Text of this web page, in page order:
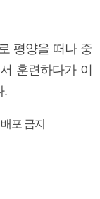
평양을 떠나 중
훈련하다가 이
.
포 금지